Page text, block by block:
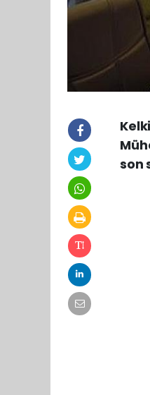
son